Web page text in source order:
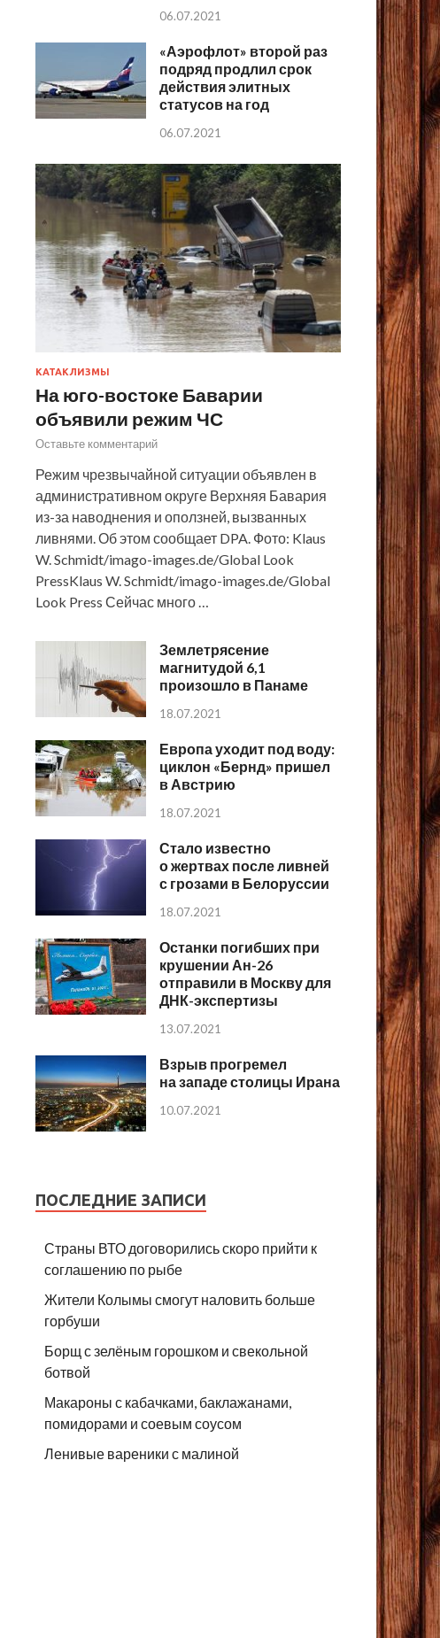
06.07.2021
«Аэрофлот» второй раз
подряд продлил срок
действия элитных
статусов на год
06.07.2021
КАТАКЛИЗМЫ
На юго-востоке Баварии
объявили режим ЧС
Оставьте комментарий
Режим чрезвычайной ситуации объявлен в
административном округе Верхняя Бавария
из-за наводнения и оползней, вызванных
ливнями. Об этом сообщает DPA. Фото: Klaus
W. Schmidt/imago-images.de/Global Look
PressKlaus W. Schmidt/imago-images.de/Global
Look Press Сейчас много …
Землетрясение
магнитудой 6,1
произошло в Панаме
18.07.2021
Европа уходит под воду:
циклон «Бернд» пришел
в Австрию
18.07.2021
Стало известно
о жертвах после ливней
с грозами в Белоруссии
18.07.2021
Останки погибших при
крушении Ан-26
отправили в Москву для
ДНК-экспертизы
13.07.2021
Взрыв прогремел
на западе столицы Ирана
10.07.2021
ПОСЛЕДНИЕ ЗАПИСИ
Страны ВТО договорились скоро прийти к
соглашению по рыбе
Жители Колымы смогут наловить больше
горбуши
Борщ с зелёным горошком и свекольной
ботвой
Макароны с кабачками, баклажанами,
помидорами и соевым соусом
Ленивые вареники с малиной